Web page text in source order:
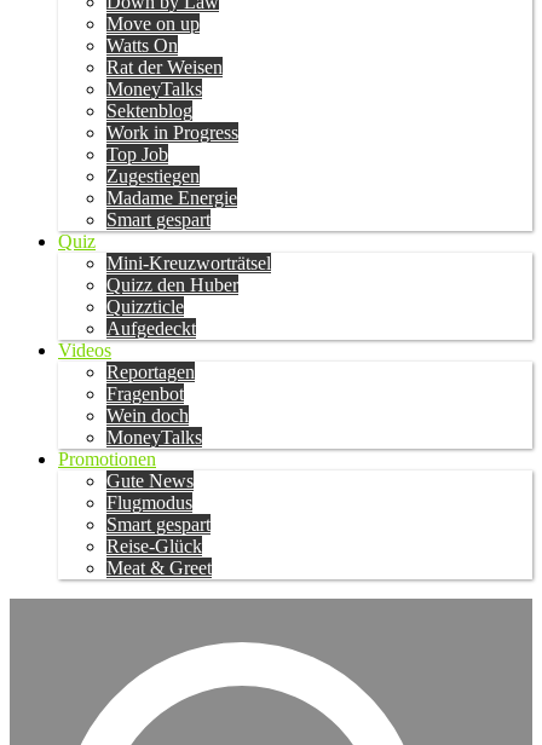
Move on up
Watts On
Rat der Weisen
MoneyTalks
Sektenblog
Work in Progress
Top Job
Zugestiegen
Madame Energie
Smart gespart
Quiz
Mini-Kreuzworträtsel
Quizz den Huber
Quizzticle
Aufgedeckt
Videos
Reportagen
Fragenbot
Wein doch
MoneyTalks
Promotionen
Gute News
Flugmodus
Smart gespart
Reise-Glück
Meat & Greet